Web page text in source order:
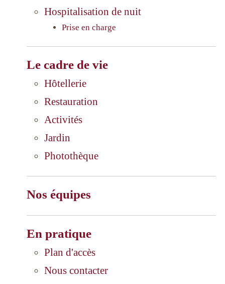
Hospitalisation de nuit
Prise en charge
Le cadre de vie
Hôtellerie
Restauration
Activités
Jardin
Photothèque
Nos équipes
En pratique
Plan d'accès
Nous contacter